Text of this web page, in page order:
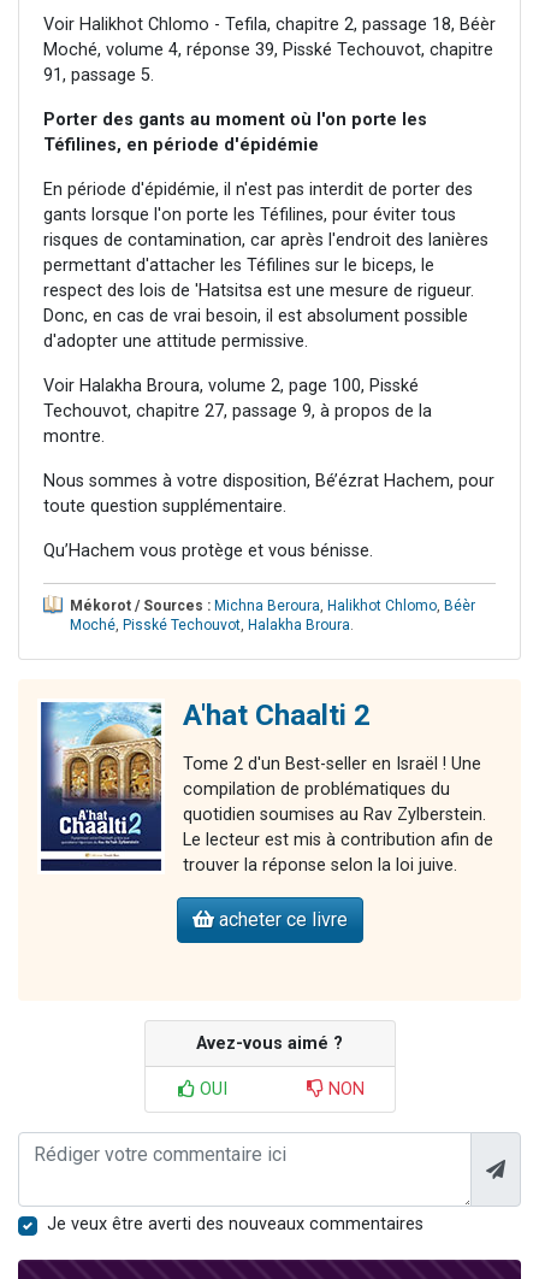
Voir Halikhot Chlomo - Tefila, chapitre 2, passage 18, Béèr
Moché, volume 4, réponse 39, Pisské Techouvot, chapitre
91, passage 5.
Porter des gants au moment où l'on porte les
Téfilines, en période d'épidémie
En période d'épidémie, il n'est pas interdit de porter des
gants lorsque l'on porte les Téfilines, pour éviter tous
risques de contamination, car après l'endroit des lanières
permettant d'attacher les Téfilines sur le biceps, le
respect des lois de 'Hatsitsa est une mesure de rigueur.
Donc, en cas de vrai besoin, il est absolument possible
d'adopter une attitude permissive.
Voir Halakha Broura, volume 2, page 100, Pisské
Techouvot, chapitre 27, passage 9, à propos de la
montre.
Nous sommes à votre disposition, Bé’ézrat Hachem, pour
toute question supplémentaire.
Qu’Hachem vous protège et vous bénisse.
Mékorot / Sources : Michna Beroura, Halikhot Chlomo, Béèr
Moché, Pisské Techouvot, Halakha Broura.
A'hat Chaalti 2
Tome 2 d'un Best-seller en Israël ! Une
compilation de problématiques du
quotidien soumises au Rav Zylberstein.
Le lecteur est mis à contribution afin de
trouver la réponse selon la loi juive.
acheter ce livre
Avez-vous aimé ?
OUI NON
Je veux être averti des nouveaux commentaires